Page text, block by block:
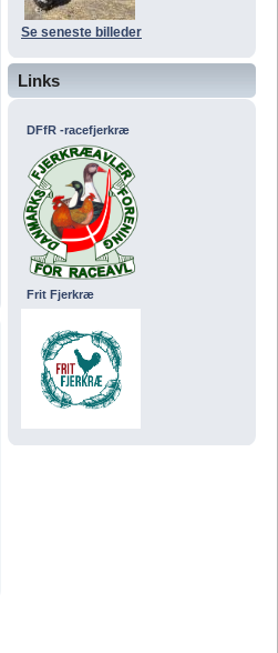
Se seneste billeder
Links
DFfR -racefjerkræ
Frit Fjerkræ